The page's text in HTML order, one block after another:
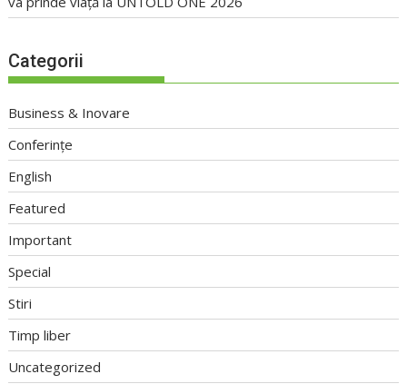
Categorii
Business & Inovare
Conferințe
English
Featured
Important
Special
Stiri
Timp liber
Uncategorized